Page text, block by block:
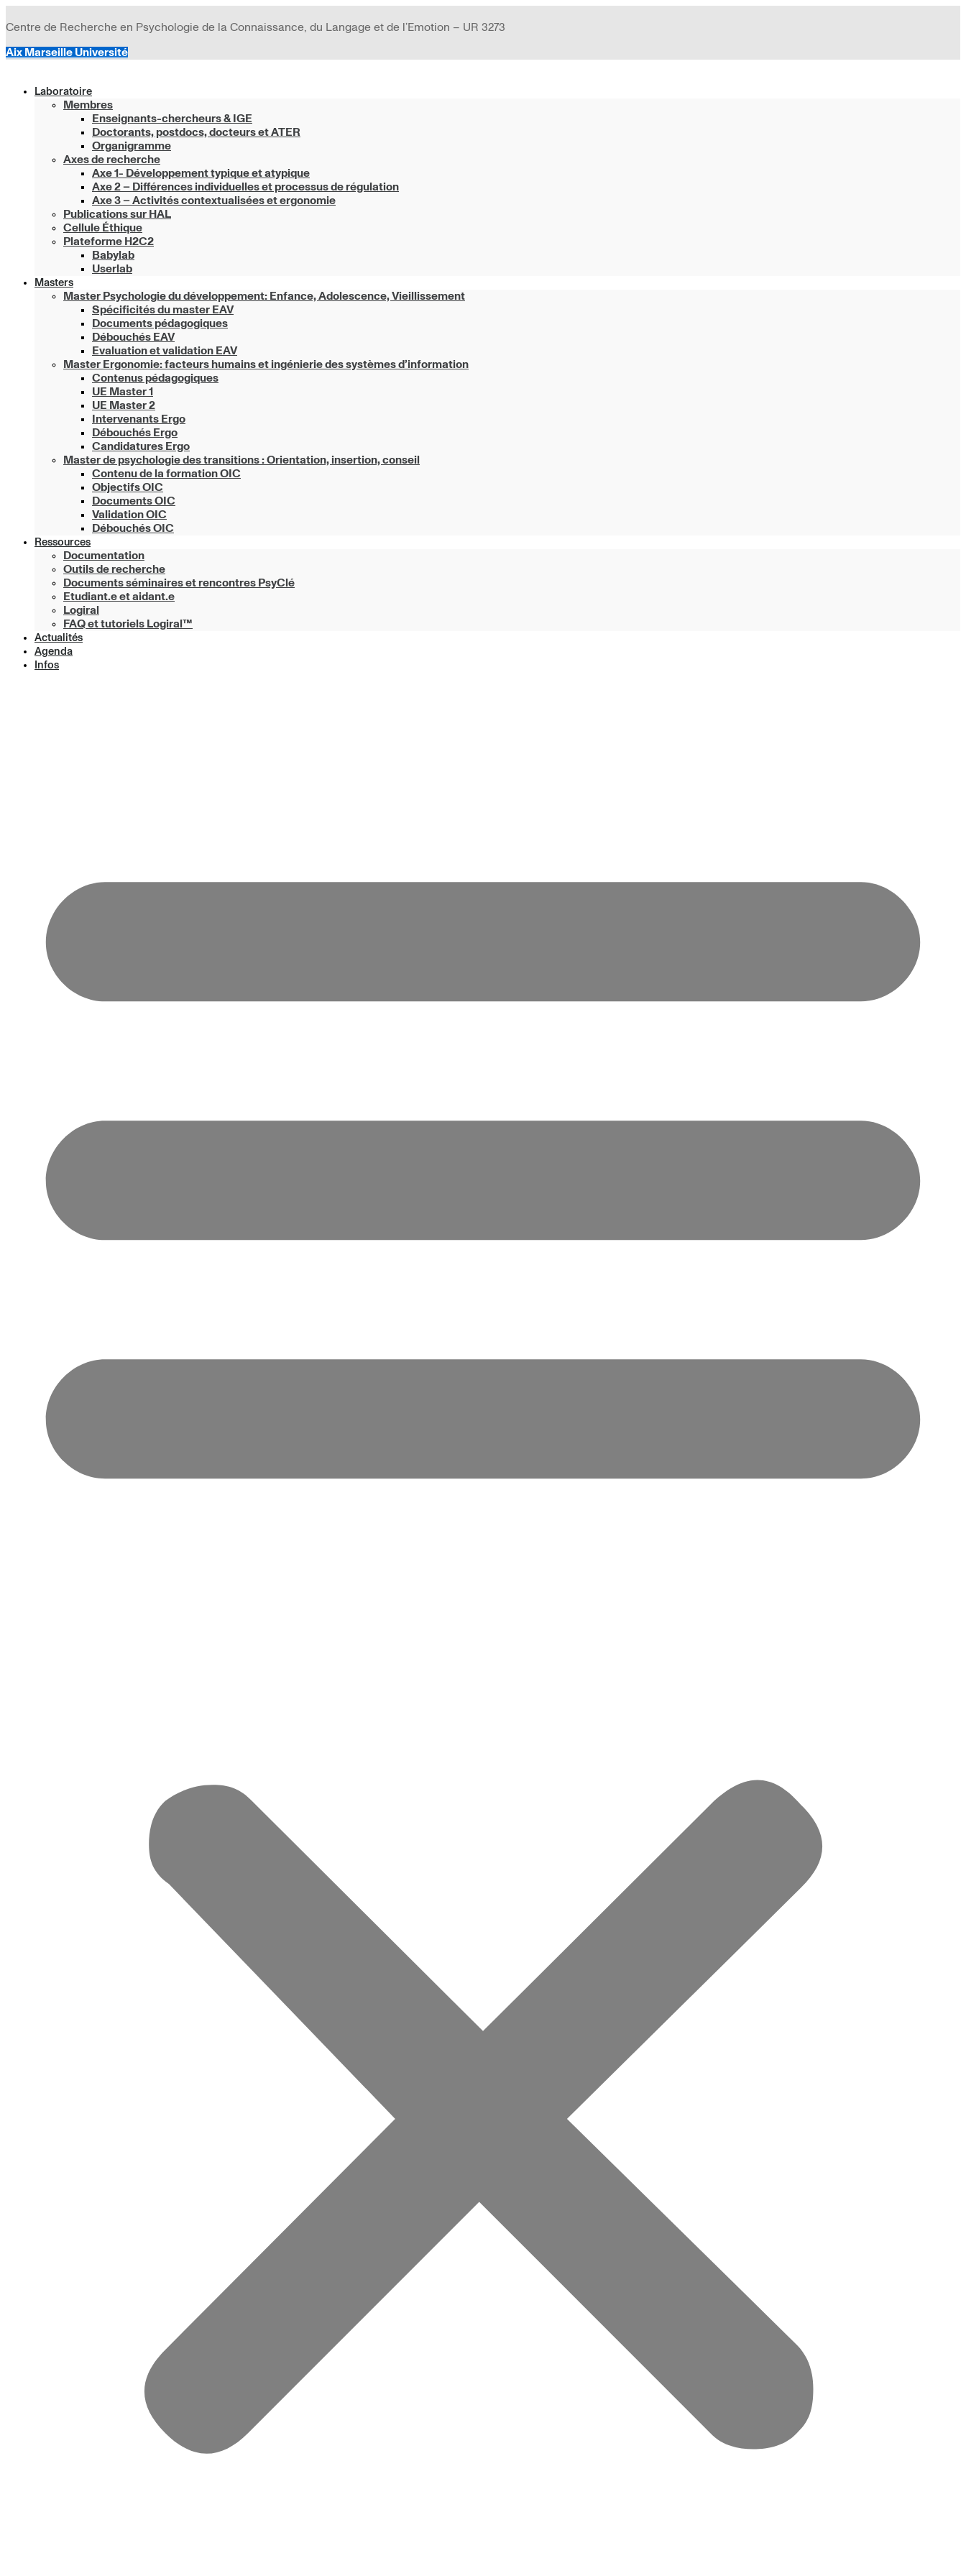
au
Centre de Recherche en Psychologie de la Connaissance, du Langage et de l’Emotion – UR 3273
Aix Marseille Université
Laboratoire
Membres
Enseignants-chercheurs & IGE
Doctorants, postdocs, docteurs et ATER
Organigramme
Axes de recherche
Axe 1- Développement typique et atypique
Axe 2 – Différences individuelles et processus de régulation
Axe 3 – Activités contextualisées et ergonomie
Publications sur HAL
Cellule Éthique
Plateforme H2C2
Babylab
Userlab
Masters
Master Psychologie du développement: Enfance, Adolescence, Vieillissement
Spécificités du master EAV
Documents pédagogiques
Débouchés EAV
Evaluation et validation EAV
Master Ergonomie: facteurs humains et ingénierie des systèmes d’information
Contenus pédagogiques
UE Master 1
UE Master 2
Intervenants Ergo
Débouchés Ergo
Candidatures Ergo
Master de psychologie des transitions : Orientation, insertion, conseil
Contenu de la formation OIC
Objectifs OIC
Documents OIC
Validation OIC
Débouchés OIC
Ressources
Documentation
Outils de recherche
Documents séminaires et rencontres PsyClé
Etudiant.e et aidant.e
Logiral
FAQ et tutoriels Logiral™
Actualités
Agenda
Infos